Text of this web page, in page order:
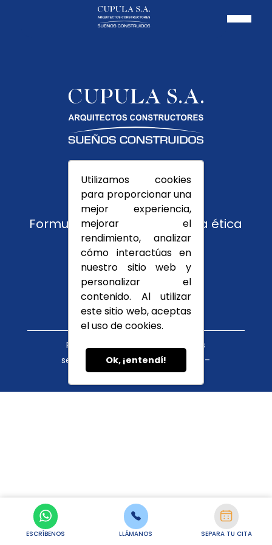
Utilizamos cookies
para proporcionar una
mejor experiencia,
mejorar el
rendimiento, analizar
cómo interactúas en
nuestro sitio web y
personalizar el
contenido. Al utilizar
este sitio web, aceptas
el uso de cookies.
Ok, ¡entendí!
ESCRÍBENOS LLÁMANOS SEPARA TU CITA
Usuarios
Trabaja con nosotros
Formulario de reporte y línea ética
Montevedra
Conócenos
Blog
Política de tratamiento de datos
servicioalcliente@cupula.com.co –
habeasdata@cupula.com.co